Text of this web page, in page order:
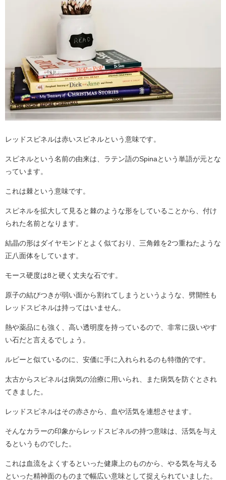
レッドスピネルは赤いスピネルという意味です。
スピネルという名前の由来は、ラテン語のSpinaという単語が元とな
っています。
これは棘という意味です。
スピネルを拡大して見ると棘のような形をしていることから、付け
られた名前となります。
結晶の形はダイヤモンドとよく似ており、三角錐を2つ重ねたような
正八面体をしています。
モース硬度は8と硬く丈夫な石です。
原子の結びつきが弱い面から割れてしまうというような、劈開性も
レッドスピネルは持ってはいません。
熱や薬品にも強く、高い透明度を持っているので、非常に扱いやす
い石だと言えるでしょう。
ルビーと似ているのに、安価に手に入れられるのも特徴的です。
太古からスピネルは病気の治療に用いられ、また病気を防ぐとされ
てきました。
レッドスピネルはその赤さから、血や活気を連想させます。
そんなカラーの印象からレッドスピネルの持つ意味は、活気を与え
るというものでした。
これは血流をよくするといった健康上のものから、やる気を与える
といった精神面のものまで幅広い意味として捉えられていました。